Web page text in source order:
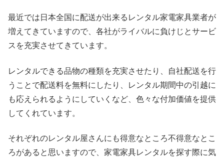
最近では日本全国に配送が出来るレンタル家電家具業者が
増えてきていますので、各社がライバルに負けじとサービ
スを充実させてきています。
レンタルできる品物の種類を充実させたり、自社配送を行
うことで配送料を無料にしたり、レンタル期間中の引越に
も応えられるようにしていくなど、色々な付加価値を提供
してくれています。
それぞれのレンタル屋さんにも得意なところ不得意なとこ
ろがあると思いますので、家電家具レンタルを探す際に気